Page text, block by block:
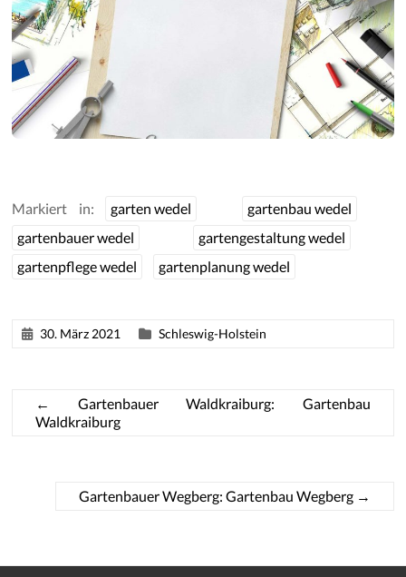
Markiert in: garten wedel
gartenbau wedel
gartenbauer wedel
gartengestaltung wedel
gartenpflege wedel
gartenplanung wedel
30. März 2021 Schleswig-Holstein
←
Gartenbauer Waldkraiburg: Gartenbau
Waldkraiburg
Gartenbauer Wegberg: Gartenbau Wegberg →